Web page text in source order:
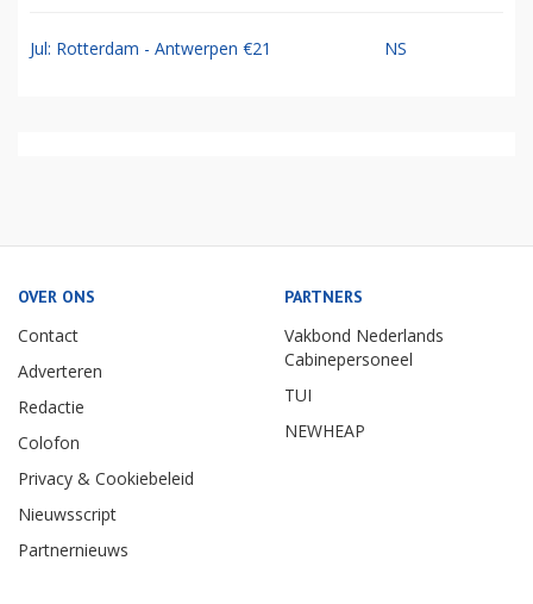
Jul: Rotterdam - Antwerpen €21 NS
OVER ONS
Contact
Adverteren
Redactie
Colofon
Privacy & Cookiebeleid
Nieuwsscript
Partnernieuws
PARTNERS
Vakbond Nederlands
Cabinepersoneel
TUI
NEWHEAP